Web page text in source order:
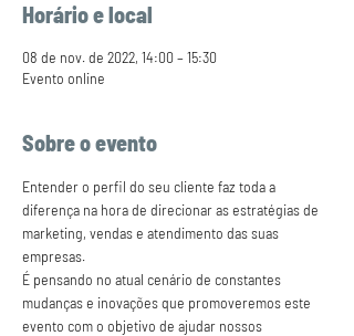
Horário e local
08 de nov. de 2022, 14:00 – 15:30
Evento online
Sobre o evento
Entender o perfil do seu cliente faz toda a
diferença na hora de direcionar as estratégias de
marketing, vendas e atendimento das suas
empresas.
É pensando no atual cenário de constantes
mudanças e inovações que promoveremos este
evento com o objetivo de ajudar nossos